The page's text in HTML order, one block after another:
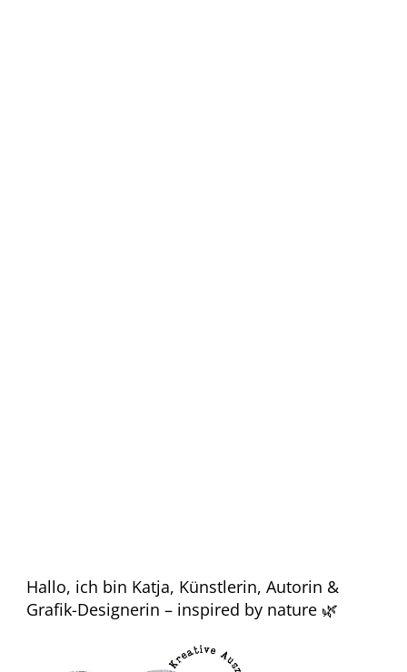
Hallo, ich bin Katja, Künstlerin, Autorin &
Grafik-Designerin – inspired by nature 🌿